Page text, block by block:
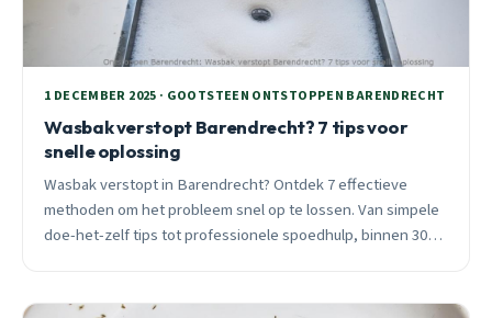
1 DECEMBER 2025 · GOOTSTEEN ONTSTOPPEN BARENDRECHT
Wasbak verstopt Barendrecht? 7 tips voor
snelle oplossing
Wasbak verstopt in Barendrecht? Ontdek 7 effectieve
methoden om het probleem snel op te lossen. Van simpele
doe-het-zelf tips tot professionele spoedhulp, binnen 30